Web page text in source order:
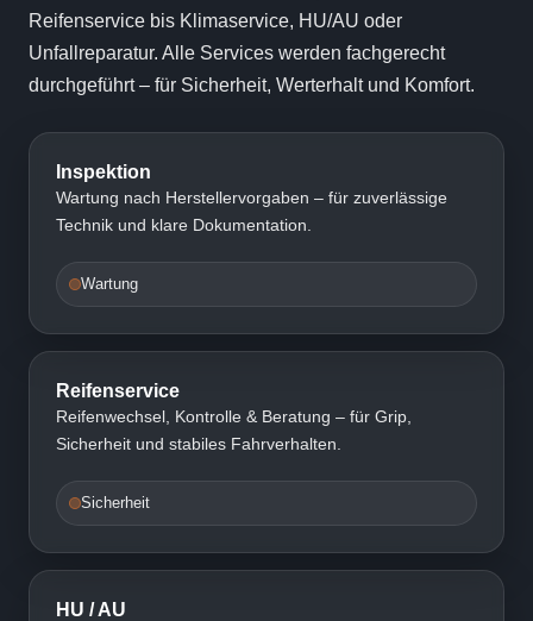
Reifenservice bis Klimaservice, HU/AU oder
Unfallreparatur. Alle Services werden fachgerecht
durchgeführt – für Sicherheit, Werterhalt und Komfort.
Inspektion
Wartung nach Herstellervorgaben – für zuverlässige
Technik und klare Dokumentation.
Wartung
Reifenservice
Reifenwechsel, Kontrolle & Beratung – für Grip,
Sicherheit und stabiles Fahrverhalten.
Sicherheit
HU / AU